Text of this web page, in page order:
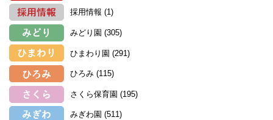
採用情報 (1)
みどり園 (305)
ひまわり園 (291)
ひろみ (115)
さくら保育園 (195)
みぎわ園 (511)